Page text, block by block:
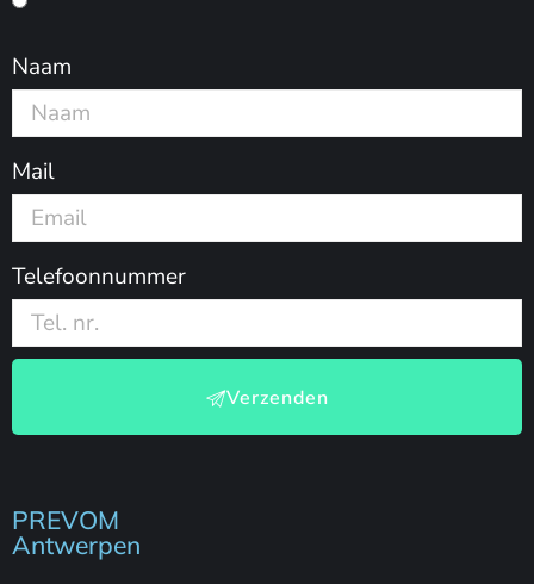
Naam
Mail
Telefoonnummer
Verzenden
PREVOM
Antwerpen